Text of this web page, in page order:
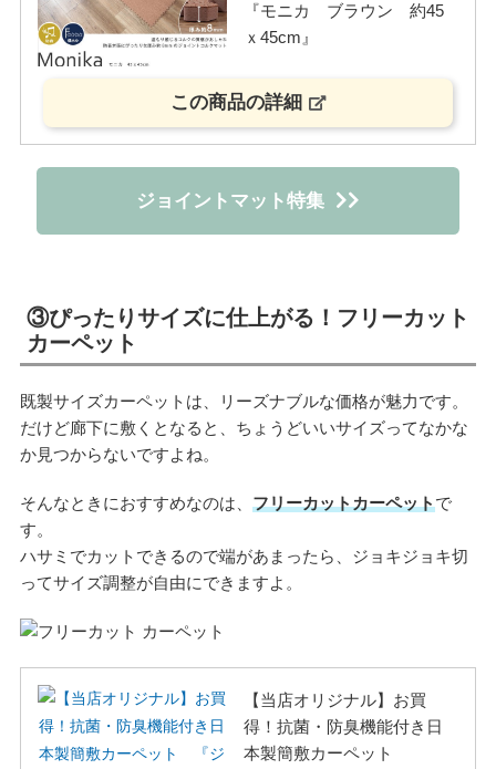
『モニカ ブラウン 約45
ｘ45cm』
この商品の詳細
ジョイントマット特集
③ぴったりサイズに仕上がる！フリーカット
カーペット
既製サイズカーペットは、リーズナブルな価格が魅力です。
だけど廊下に敷くとなると、ちょうどいいサイズってなかな
か見つからないですよね。
そんなときにおすすめなのは、 フリーカットカーペットで
す。
ハサミでカットできるので端があまったら、ジョキジョキ切
ってサイズ調整が自由にできますよ。
【当店オリジナル】お買
得！抗菌・防臭機能付き日
本製簡敷カーペット